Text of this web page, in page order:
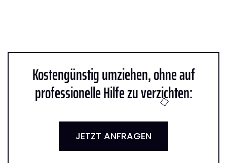
Kostengünstig umziehen, ohne auf
professionelle Hilfe zu verzichten:
JETZT ANFRAGEN